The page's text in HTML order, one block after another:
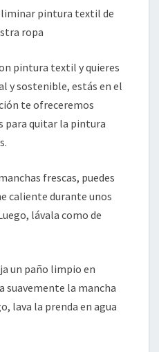
pintura textil de
ropa
pintura textil y quieres
y sostenible, estás en el
te ofreceremos
para quitar la pintura
frescas, puedes
caliente durante unos
lávala como de
un paño limpio en
la mancha
lava la prenda en agua